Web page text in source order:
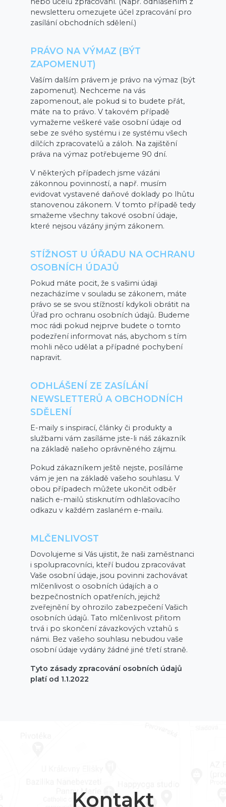
newsletteru omezujete účel zpracování pro
zasílání obchodních sdělení.)
PRÁVO NA VÝMAZ (BÝT
ZAPOMENUT)
Vaším dalším právem je právo na výmaz (být
zapomenut). Nechceme na vás
zapomenout, ale pokud si to budete přát,
máte na to právo. V takovém případě
vymažeme veškeré vaše osobní údaje od
sebe ze svého systému i ze systému všech
dílčích zpracovatelů a záloh. Na zajištění
práva na výmaz potřebujeme 90 dní.
V některých případech jsme vázáni
zákonnou povinností, a např. musím
evidovat vystavené daňové doklady po lhůtu
stanovenou zákonem. V tomto případě tedy
smažeme všechny takové osobní údaje,
které nejsou vázány jiným zákonem.
STÍŽNOST U ÚŘADU NA OCHRANU
OSOBNÍCH ÚDAJŮ
Pokud máte pocit, že s vašimi údaji
nezacházíme v souladu se zákonem, máte
právo se se svou stížností kdykoli obrátit na
Úřad pro ochranu osobních údajů. Budeme
moc rádi pokud nejprve budete o tomto
podezření informovat nás, abychom s tím
mohli něco udělat a případné pochybení
napravit.
ODHLÁŠENÍ ZE ZASÍLÁNÍ
NEWSLETTERŮ A OBCHODNÍCH
SDĚLENÍ
E-maily s inspirací, články či produkty a
službami vám zasíláme jste-li náš zákazník
na základě našeho oprávněného zájmu.
Pokud zákazníkem ještě nejste, posíláme
vám je jen na základě vašeho souhlasu. V
obou případech můžete ukončit odběr
našich e-mailů stisknutím odhlašovacího
odkazu v každém zaslaném e-mailu.
MLČENLIVOST
Dovolujeme si Vás ujistit, že naši zaměstnanci
i spolupracovníci, kteří budou zpracovávat
Vaše osobní údaje, jsou povinni zachovávat
mlčenlivost o osobních údajích a o
bezpečnostních opatřeních, jejichž
zveřejnění by ohrozilo zabezpečení Vašich
osobních údajů. Tato mlčenlivost přitom
trvá i po skončení závazkových vztahů s
námi. Bez vašeho souhlasu nebudou vaše
osobní údaje vydány žádné jiné třetí straně.
Tyto zásady zpracování osobních údajů
platí od 1.1.2022
Kontakt